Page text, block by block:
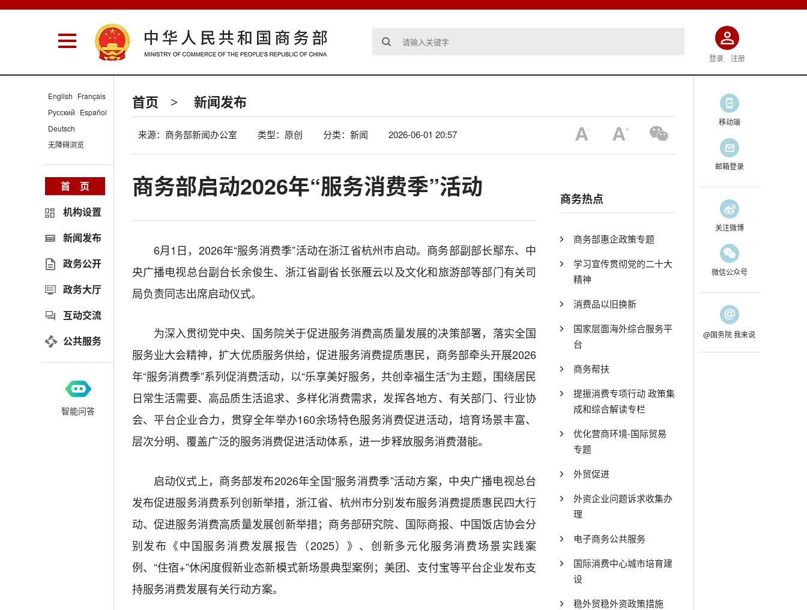
登录 注册
首页 > 新闻发布
来源：商务部新闻办公室 类型：原创 分类：新闻 2026-06-01 20:57
商务部启动2026年“服务消费季”活动
6月1日，2026年“服务消费季”活动在浙江省杭州市启动。商务部副部长鄢东、中
央广播电视总台副台长余俊生、浙江省副省长张雁云以及文化和旅游部等部门有关司
局负责同志出席启动仪式。
为深入贯彻党中央、国务院关于促进服务消费高质量发展的决策部署，落实全国
服务业大会精神，扩大优质服务供给，促进服务消费提质惠民，商务部牵头开展2026
年“服务消费季”系列促消费活动，以“乐享美好服务，共创幸福生活”为主题，围绕居民
日常生活需要、高品质生活追求、多样化消费需求，发挥各地方、有关部门、行业协
会、平台企业合力，贯穿全年举办160余场特色服务消费促进活动，培育场景丰富、
层次分明、覆盖广泛的服务消费促进活动体系，进一步释放服务消费潜能。
启动仪式上，商务部发布2026年全国“服务消费季”活动方案，中央广播电视总台
发布促进服务消费系列创新举措，浙江省、杭州市分别发布服务消费提质惠民四大行
动、促进服务消费高质量发展创新举措；商务部研究院、国际商报、中国饭店协会分
别发布《中国服务消费发展报告（2025）》、创新多元化服务消费场景实践案
例、“住宿+”休闲度假新业态新模式新场景典型案例；美团、支付宝等平台企业发布支
持服务消费发展有关行动方案。
商务热点
商务部惠企政策专题
学习宣传贯彻党的二十大
精神
消费品以旧换新
国家层面海外综合服务平
台
商务帮扶
提振消费专项行动 政策集
成和综合解读专栏
优化营商环境-国际贸易
专题
外贸促进
外资企业问题诉求收集办
理
电子商务公共服务
国际消费中心城市培育建
设
稳外贸稳外资政策措施
English Français
Русский Español
Deutsch
无障碍浏览
首 页
机构设置
新闻发布
政务公开
政务大厅
互动交流
公共服务
智能问答
移动端
邮箱登录
关注微博
微信公众号
@国务院 我来说